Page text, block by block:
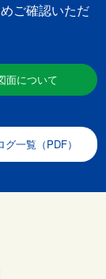
ご確認いただ
面について
グ一覧（PDF）